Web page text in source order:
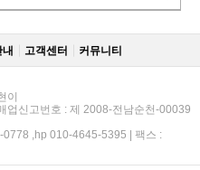
고객센터 커뮤니티
이
업신고번호 : 제 2008-전남순천-00039
,hp 010-4645-5395 | 팩스 :